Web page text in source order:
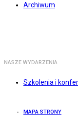
Archiwum
NASZE WYDARZENIA
Szkolenia i
MAPA STRONY